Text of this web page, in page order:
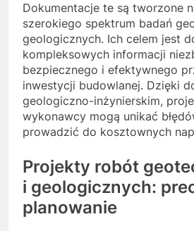
Dokumentacje te są tworzone
szerokiego spektrum badań
geologicznych. Ich celem jest
kompleksowych informacji
bezpiecznego i efektywnego
inwestycji budowlanej. Dzięki
geologiczno-inżynierskim,
wykonawcy mogą unikać
prowadzić do kosztownych
Projekty robót
i geologicznych:
planowanie